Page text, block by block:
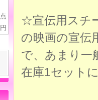
☆宣伝用スチ
の映画の宣伝
で、あまり一
在庫1セット
点
円